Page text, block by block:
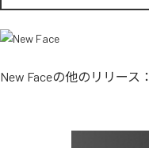
New Faceの他のリリース：